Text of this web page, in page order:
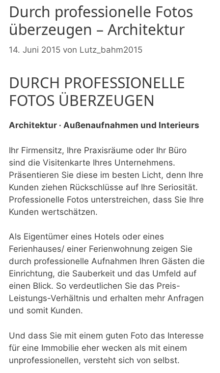
Durch professionelle Fotos
überzeugen – Architektur
14. Juni 2015 von Lutz_bahm2015
DURCH PROFESSIONELLE
FOTOS ÜBERZEUGEN
Architektur ∙ Außenaufnahmen und Interieurs
Ihr Firmensitz, Ihre Praxisräume oder Ihr Büro
sind die Visitenkarte Ihres Unternehmens.
Präsentieren Sie diese im besten Licht, denn Ihre
Kunden ziehen Rückschlüsse auf Ihre Seriosität.
Professionelle Fotos unterstreichen, dass Sie Ihre
Kunden wertschätzen.
Als Eigentümer eines Hotels oder eines
Ferienhauses/ einer Ferienwohnung zeigen Sie
durch professionelle Aufnahmen Ihren Gästen die
Einrichtung, die Sauberkeit und das Umfeld auf
einen Blick. So verdeutlichen Sie das Preis-
Leistungs-Verhältnis und erhalten mehr Anfragen
und somit Kunden.
Und dass Sie mit einem guten Foto das Interesse
für eine Immobilie eher wecken als mit einem
unprofessionellen, versteht sich von selbst.